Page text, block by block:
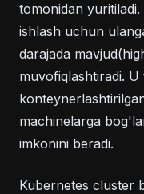
tomonidan
ishlash uchun
darajada
muvofiqlashtiradi.
machinelarga
imkonini beradi.
Kubernetes cluster